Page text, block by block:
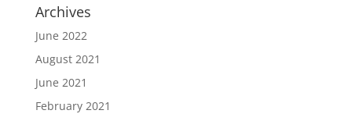
Archives
June 2022
August 2021
June 2021
February 2021